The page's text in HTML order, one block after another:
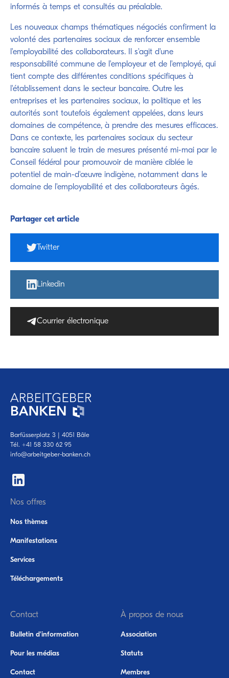
informés à temps et consultés au préalable.
Les nouveaux champs thématiques négociés confirment la
volonté des partenaires sociaux de renforcer ensemble
l'employabilité des collaborateurs. Il s'agit d'une
responsabilité commune de l'employeur et de l'employé, qui
tient compte des différentes conditions spécifiques à
l'établissement dans le secteur bancaire. Outre les
entreprises et les partenaires sociaux, la politique et les
autorités sont toutefois également appelées, dans leurs
domaines de compétence, à prendre des mesures efficaces.
Dans ce contexte, les partenaires sociaux du secteur
bancaire saluent le train de mesures présenté mi-mai par le
Conseil fédéral pour promouvoir de manière ciblée le
potentiel de main-d'œuvre indigène, notamment dans le
domaine de l'employabilité et des collaborateurs âgés.
Partager cet article
Twitter
Linkedin
Courrier électronique
Barfüsserplatz 3 | 4051 Bâle
Tél. +41 58 330 62 95
‍‍info@arbeitgeber-banken.ch
Nos offres
Nos thèmes
Manifestations
Services
Téléchargements
À propos de nous
Association
Statuts
Membres
Contact
Bulletin d'information
Pour les médias
Contact